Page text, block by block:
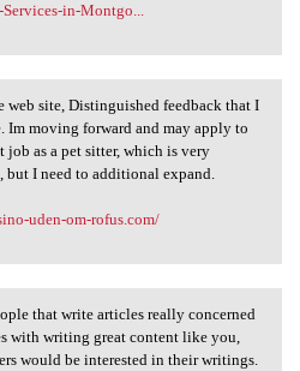
in-Montgo...
web site,
web site, Distinguished feedback that I
Im moving forward and may apply to
job as a pet sitter, which is very
but I need to additional expand.
uden-om-rofus.com/
that write
that write articles really concerned
with writing great content like you,
would be interested in their writings.